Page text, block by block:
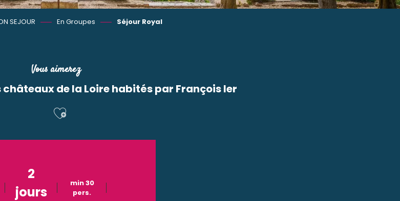
SEJOUR En Groupes Séjour Royal
Vous aimerez
de la Loire habités par François Ier
Ajouter aux favoris
2
jours
min 30
pers.